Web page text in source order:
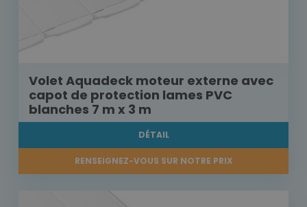
Volet Aquadeck moteur externe avec
capot de protection lames PVC
blanches 7 m x 3 m
DÉTAIL
RENSEIGNEZ-VOUS SUR NOTRE PRIX